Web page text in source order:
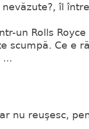
îl
un Rolls
scumpă. Ce e
...
nu reuşesc,